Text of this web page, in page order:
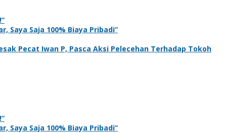
Saya Saja 100% Biaya Pribadi”
Pecat Iwan P, Pasca Aksi Pelecehan Terhadap Tokoh
Saya Saja 100% Biaya Pribadi”